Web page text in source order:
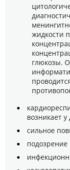
жидкости
глюкозы.
возникает у
сильное